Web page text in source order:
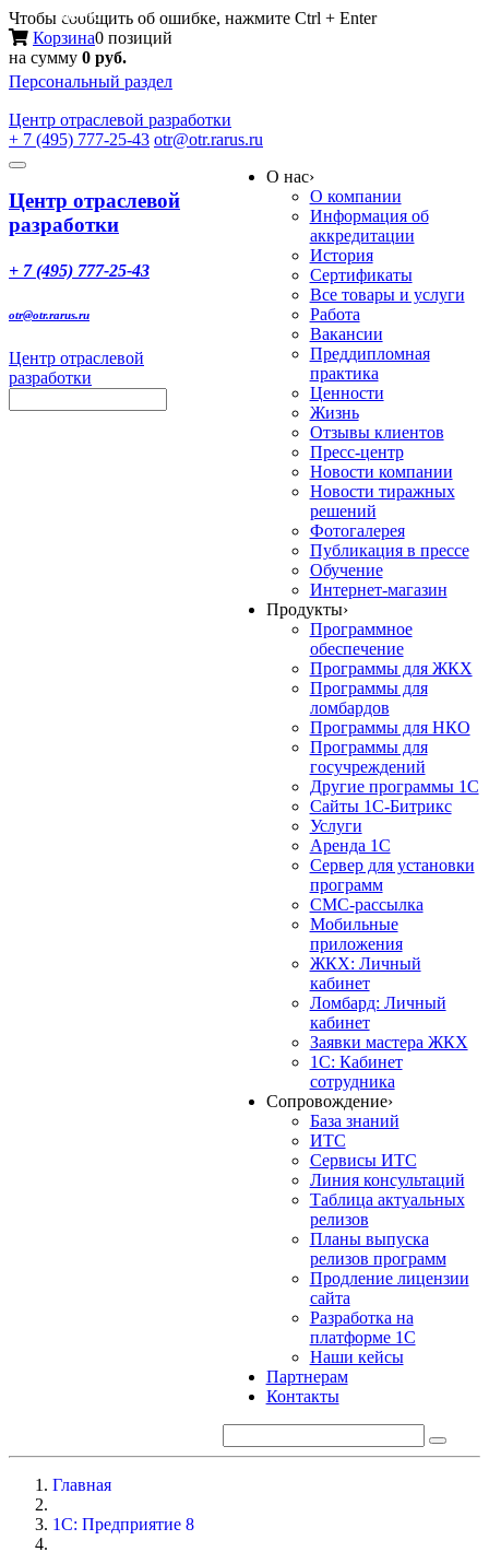
Чтобы сообщить об ошибке, нажмите Ctrl + Enter
Корзина0 позиций
на сумму 0 руб.
Персональный раздел
Центр отраслевой разработки
+ 7 (495) 777-25-43 otr@otr.rarus.ru
Toggle
Меню
Центр отраслевой
разработки
+ 7 (495) 777-25-43
otr@otr.rarus.ru
Центр отраслевой
разработки
О нас›
О компании
Информация об
аккредитации
История
Сертификаты
Все товары и услуги
Работа
Вакансии
Преддипломная
практика
Ценности
Жизнь
Отзывы клиентов
Пресс-центр
Новости компании
Новости тиражных
решений
Фотогалерея
Публикация в прессе
Обучение
Интернет-магазин
Продукты›
Программное
обеспечение
Программы для ЖКХ
Программы для
ломбардов
Программы для НКО
Программы для
госучреждений
Другие программы 1С
Сайты 1С-Битрикс
Услуги
Аренда 1С
Сервер для установки
программ
СМС-рассылка
Мобильные
приложения
ЖКХ: Личный
кабинет
Ломбард: Личный
кабинет
Заявки мастера ЖКХ
1С: Кабинет
сотрудника
Сопровождение›
База знаний
ИТС
Сервисы ИТС
Линия консультаций
Таблица актуальных
релизов
Планы выпуска
релизов программ
Продление лицензии
сайта
Разработка на
платформе 1С
Наши кейсы
Партнерам
Контакты
Главная
1С: Предприятие 8